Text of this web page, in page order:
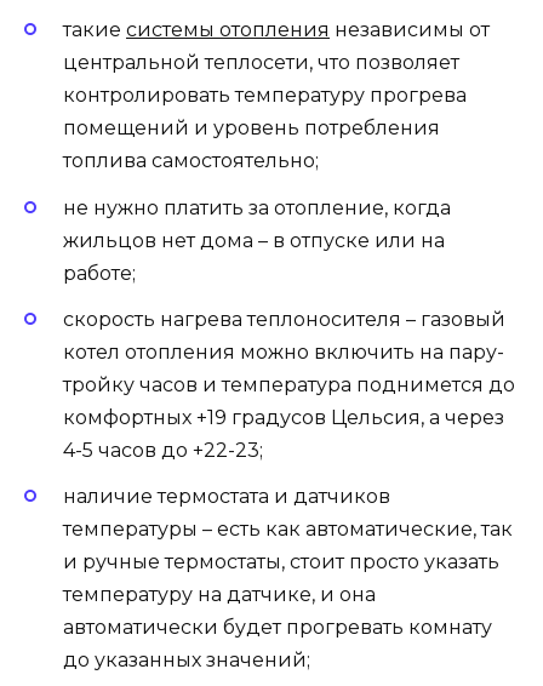
такие системы отопления независимы от
центральной теплосети, что позволяет
контролировать температуру прогрева
помещений и уровень потребления
топлива самостоятельно;
не нужно платить за отопление, когда
жильцов нет дома – в отпуске или на
работе;
скорость нагрева теплоносителя – газовый
котел отопления можно включить на пару-
тройку часов и температура поднимется до
комфортных +19 градусов Цельсия, а через
4-5 часов до +22-23;
наличие термостата и датчиков
температуры – есть как автоматические, так
и ручные термостаты, стоит просто указать
температуру на датчике, и она
автоматически будет прогревать комнату
до указанных значений;